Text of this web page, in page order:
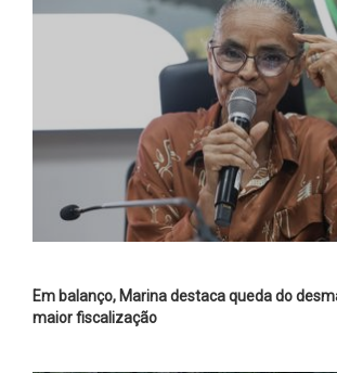
Em balanço, Marina destaca queda do
maior fiscalização